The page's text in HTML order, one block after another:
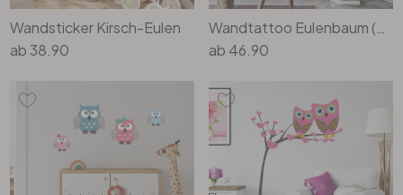
Bad
Flur
Flur
Schlafzimmer
Kinderzimmer
Küche
Wandsticker Kirsch-Eulen
ab38.90
ab 46.90